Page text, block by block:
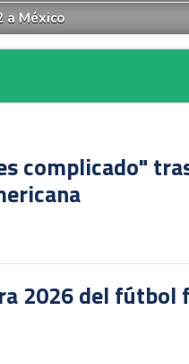
a México
complicado"
2026 del fútbol